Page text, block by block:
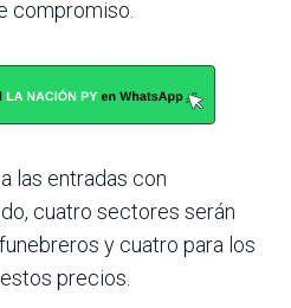
compromiso.
las entradas con
cuatro sec­tores serán
y cuatro para los
precios.